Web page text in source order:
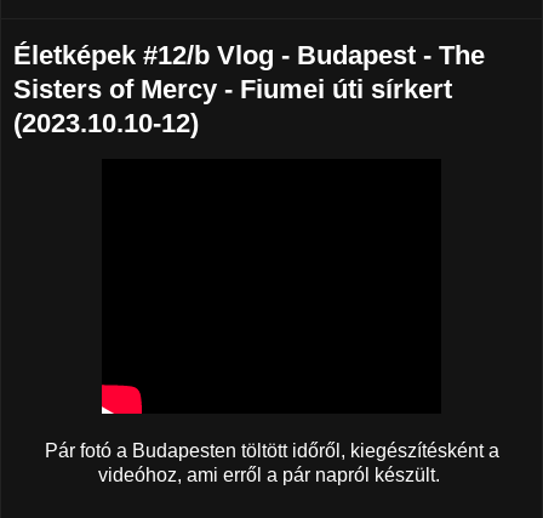
Életképek #12/b Vlog - Budapest - The
Sisters of Mercy - Fiumei úti sírkert
(2023.10.10-12)
Pár fotó a Budapesten töltött időről, kiegészítésként a
videóhoz, ami erről a pár napról készült.